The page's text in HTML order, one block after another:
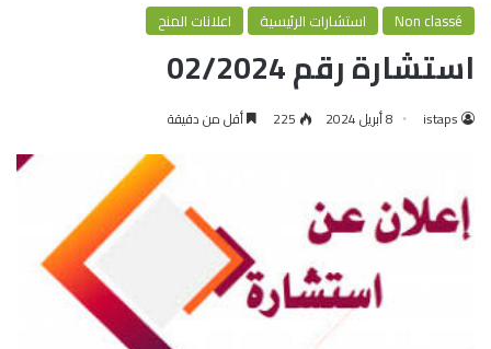
Non classé
استشارات الرئيسية اعلانات المنح
استشارة رقم 02/2024
istaps 8 أبريل 2024 225 أقل من دقيقة